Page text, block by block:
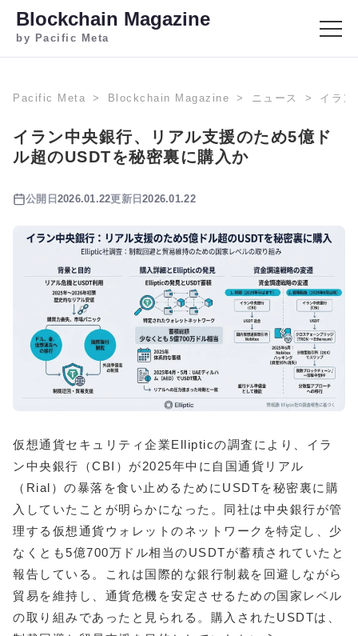
Blockchain Magazine
by Pacific Meta
Pacific Meta Blockchain Magazine ニュース イラン
イラン中央銀行、リアル支援のため5億ド
ル超のUSDTを秘密裏に購入か
公開日 2026.01.22更新日2026.01.22
仮想通貨セキュリティ企業Ellipticの調査により、イラ
ン中央銀行（CBI）が2025年中に自国通貨リアル
（Rial）の暴落を食い止めるためにUSDTを秘密裏に購
入していたことが明らかになった。同社は中央銀行が管
理する仮想通貨ウォレットのネットワークを特定し、少
なくとも5億700万ドル相当のUSDTが蓄積されていたと
報告している。これは国際的な銀行制裁を回避しながら
貿易を維持し、通貨危機を安定させるための国家レベル
の取り組みであったと見られる。購入されたUSDTは、